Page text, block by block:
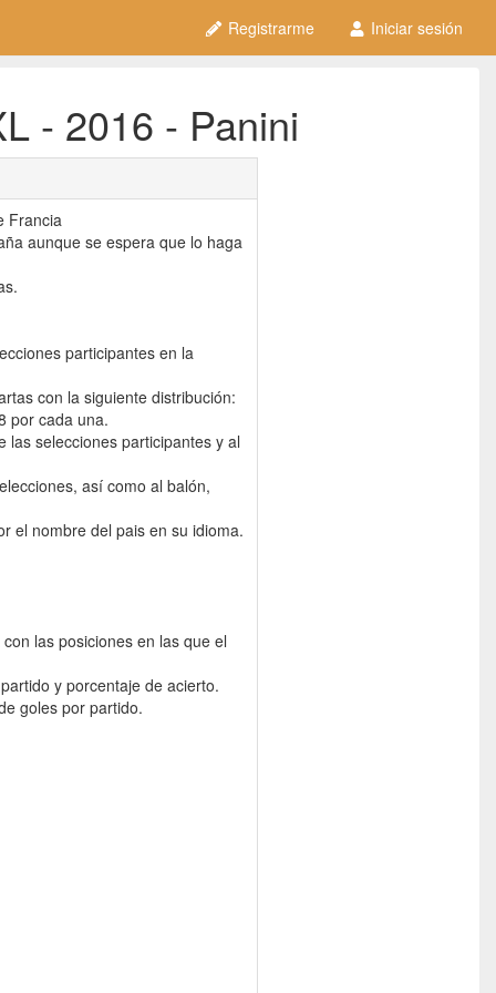
Registrarme Iniciar sesión
- 2016 - Panini
Francia
aunque se espera que lo haga
participantes en la
con la siguiente distribución:
por cada una.
las selecciones participantes y al
así como al balón,
el nombre del pais en su idioma.
las posiciones en las que el
y porcentaje de acierto.
goles por partido.